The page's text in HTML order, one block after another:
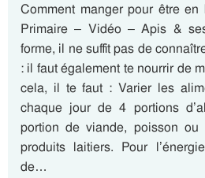
Comment manger pour être
Primaire – Vidéo – Apis &
forme, il ne suffit pas de
: il faut également te nourrir de
cela, il te faut : Varier les
chaque jour de 4 portions
portion de viande, poisson
produits laitiers. Pour
de…